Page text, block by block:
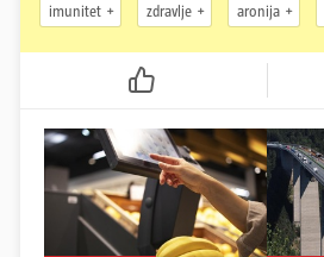
imunitet zdravlje aronija